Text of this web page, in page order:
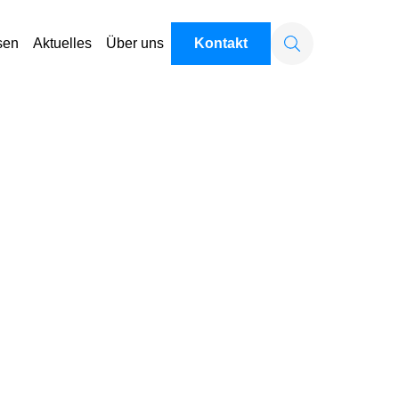
Aktuelles Über uns Kontakt